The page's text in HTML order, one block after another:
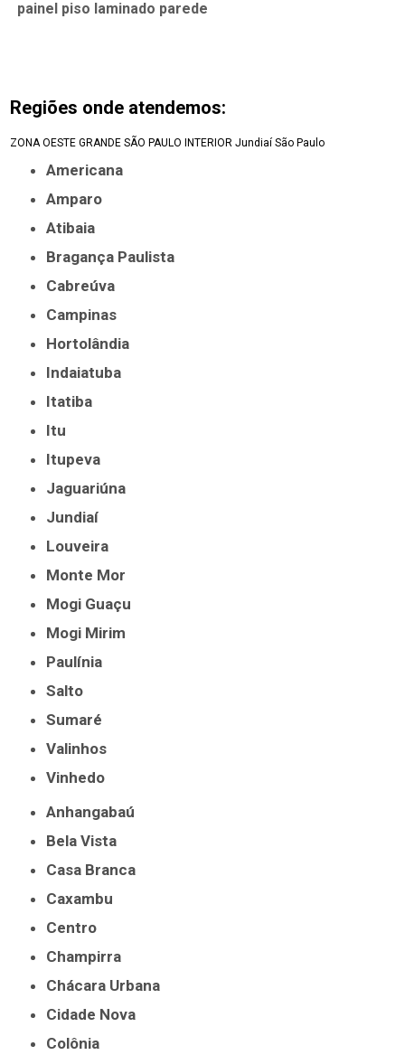
painel piso laminado parede
Regiões onde atendemos:
ZONA OESTE GRANDE SÃO PAULO INTERIOR Jundiaí São Paulo
Americana
Amparo
Atibaia
Bragança Paulista
Cabreúva
Campinas
Hortolândia
Indaiatuba
Itatiba
Itu
Itupeva
Jaguariúna
Jundiaí
Louveira
Monte Mor
Mogi Guaçu
Mogi Mirim
Paulínia
Salto
Sumaré
Valinhos
Vinhedo
Anhangabaú
Bela Vista
Casa Branca
Caxambu
Centro
Champirra
Chácara Urbana
Cidade Nova
Colônia